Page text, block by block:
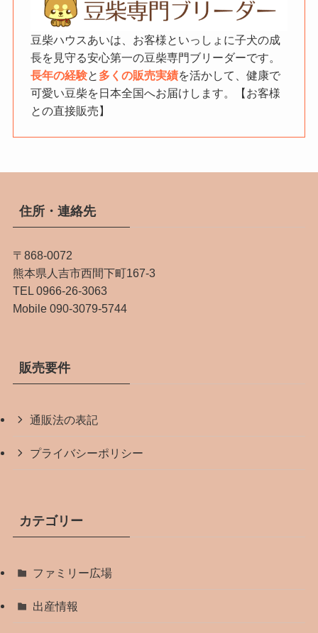
豆柴ハウスあいは、お客様といっしょに子犬の成
長を見守る安心第一の豆柴専門ブリーダーです。
長年の経験と 多くの販売実績を活かして、健康で
可愛い豆柴を日本全国へお届けします。【お客様
との直接販売】
住所・連絡先
〒868-0072
熊本県人吉市西間下町167-3
TEL 0966-26-3063
Mobile 090-3079-5744
販売要件
通販法の表記
プライバシーポリシー
カテゴリー
ファミリー広場
出産情報